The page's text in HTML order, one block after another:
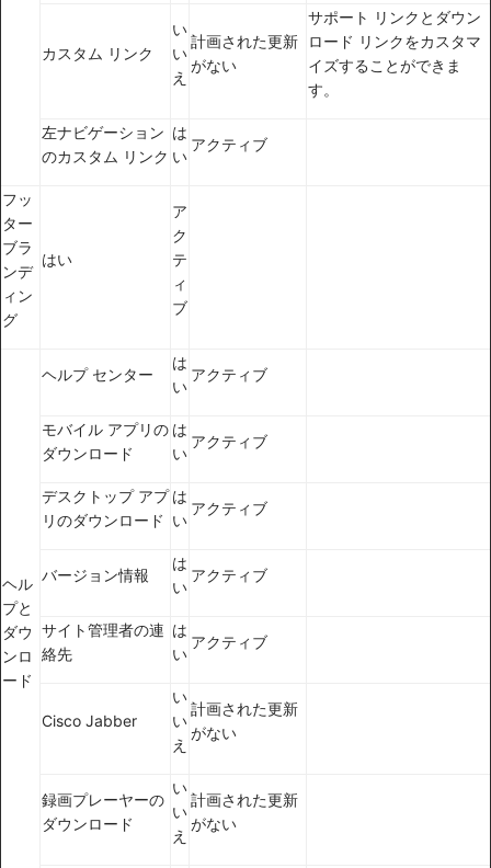
カスタム リンク
い
い
え
計画された更新
がない
サポート リンクとダウン
ロード リンクをカスタマ
イズすることができま
す。
左ナビゲーション
のカスタム リンク
は
い
アクティブ
フッ
ター
ブラ
ンデ
ィン
グ
はい
ア
ク
テ
ィ
ブ
ヘル
プと
ダウ
ンロ
ード
ヘルプ センター
は
い
アクティブ
モバイル アプリの
ダウンロード
は
い
アクティブ
デスクトップ アプ
リのダウンロード
は
い
アクティブ
バージョン情報
は
い
アクティブ
サイト管理者の連
絡先
は
い
アクティブ
Cisco Jabber
い
い
え
計画された更新
がない
録画プレーヤーの
ダウンロード
い
い
え
計画された更新
がない